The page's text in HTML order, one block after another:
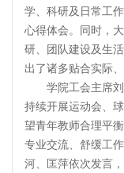
学、科研及日常工
心得体会。同时，
研、团队建设及生
出了诸多贴合实际
学院工会主席
持续开展运动会、
望青年教师合理平
专业交流、舒缓工
河、匡萍依次发言